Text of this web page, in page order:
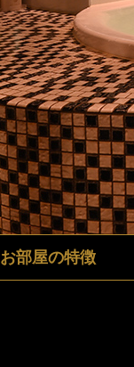
お部屋の特徴